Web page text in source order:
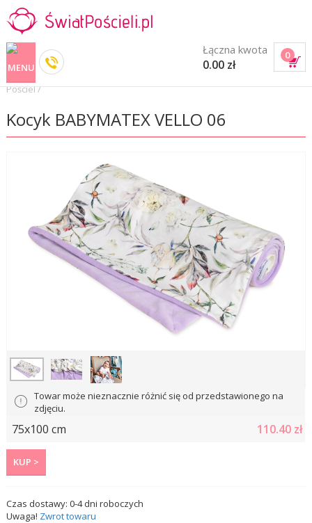
0
Łączna kwota
0.00 zł
Pościel/
Kocyk BABYMATEX VELLO 06
Towar może nieznacznie różnić się od przedstawionego na
zdjęciu.
75x100 cm 110.40 zł
KUP >
Czas dostawy:0-4dni roboczych
Uwaga! Zwrot towaru